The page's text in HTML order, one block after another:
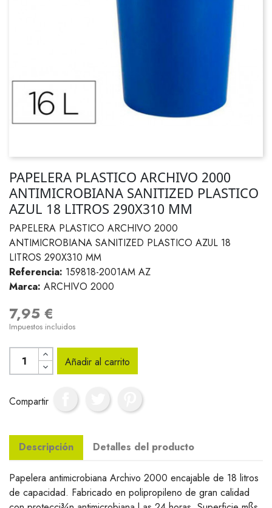
PAPELERA PLASTICO ARCHIVO 2000
ANTIMICROBIANA SANITIZED PLASTICO
AZUL 18 LITROS 290X310 MM
PAPELERA PLASTICO ARCHIVO 2000
ANTIMICROBIANA SANITIZED PLASTICO AZUL 18
LITROS 290X310 MM
Referencia: 159818-2001AM AZ
Marca: ARCHIVO 2000
7,95 €
Impuestos incluidos
Añadir al carrito
Compartir
Descripción Detalles del producto
Papelera antimicrobiana Archivo 2000 encajable de 18 litros
de capacidad. Fabricado en polipropileno de gran calidad